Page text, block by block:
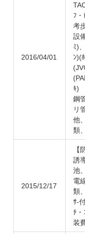
2016/04/01
ﾌ
考
設
ﾐ)
ﾝ)(
ｷ)
鋼
リ
他
類
2015/12/17
【
誘
池
電
類
ｻ-
ﾁ・
装